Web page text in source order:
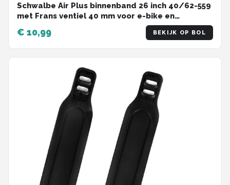
Schwalbe Air Plus binnenband 26 inch 40/62-559
met Frans ventiel 40 mm voor e-bike en
€ 10,99 BEKIJK OP BOL